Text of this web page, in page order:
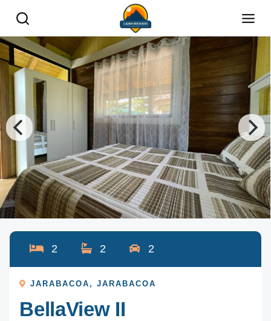
2 2 2
JARABACOA ,JARABACOA
BellaView II